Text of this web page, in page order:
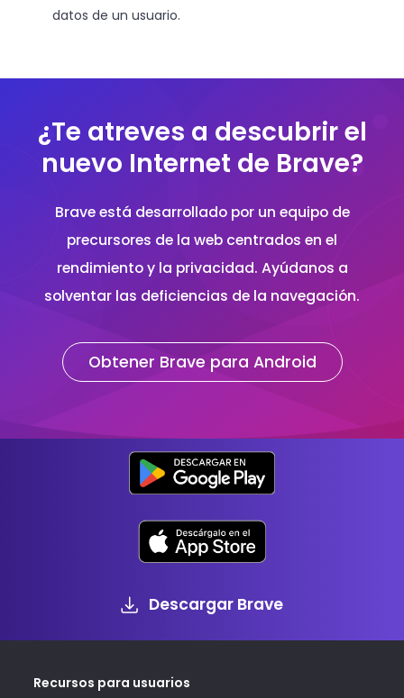
datos de un usuario.
¿Te atreves a descubrir el
nuevo Internet de Brave?
Brave está desarrollado por un equipo de
precursores de la web centrados en el
rendimiento y la privacidad. Ayúdanos a
solventar las deficiencias de la navegación.
Obtener Brave para Android
Descargar Brave
Recursos para usuarios